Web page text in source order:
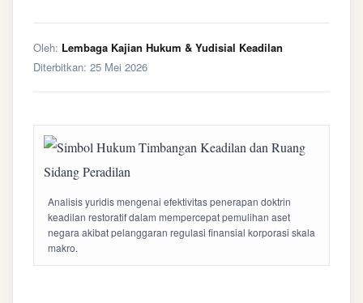
Oleh: Lembaga Kajian Hukum & Yudisial Keadilan
Diterbitkan: 25 Mei 2026
Analisis yuridis mengenai efektivitas penerapan doktrin
keadilan restoratif dalam mempercepat pemulihan aset
negara akibat pelanggaran regulasi finansial korporasi skala
makro.